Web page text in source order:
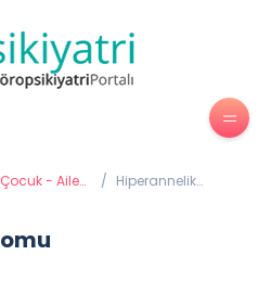
Çocuk - Aile
/ Hiperannelik